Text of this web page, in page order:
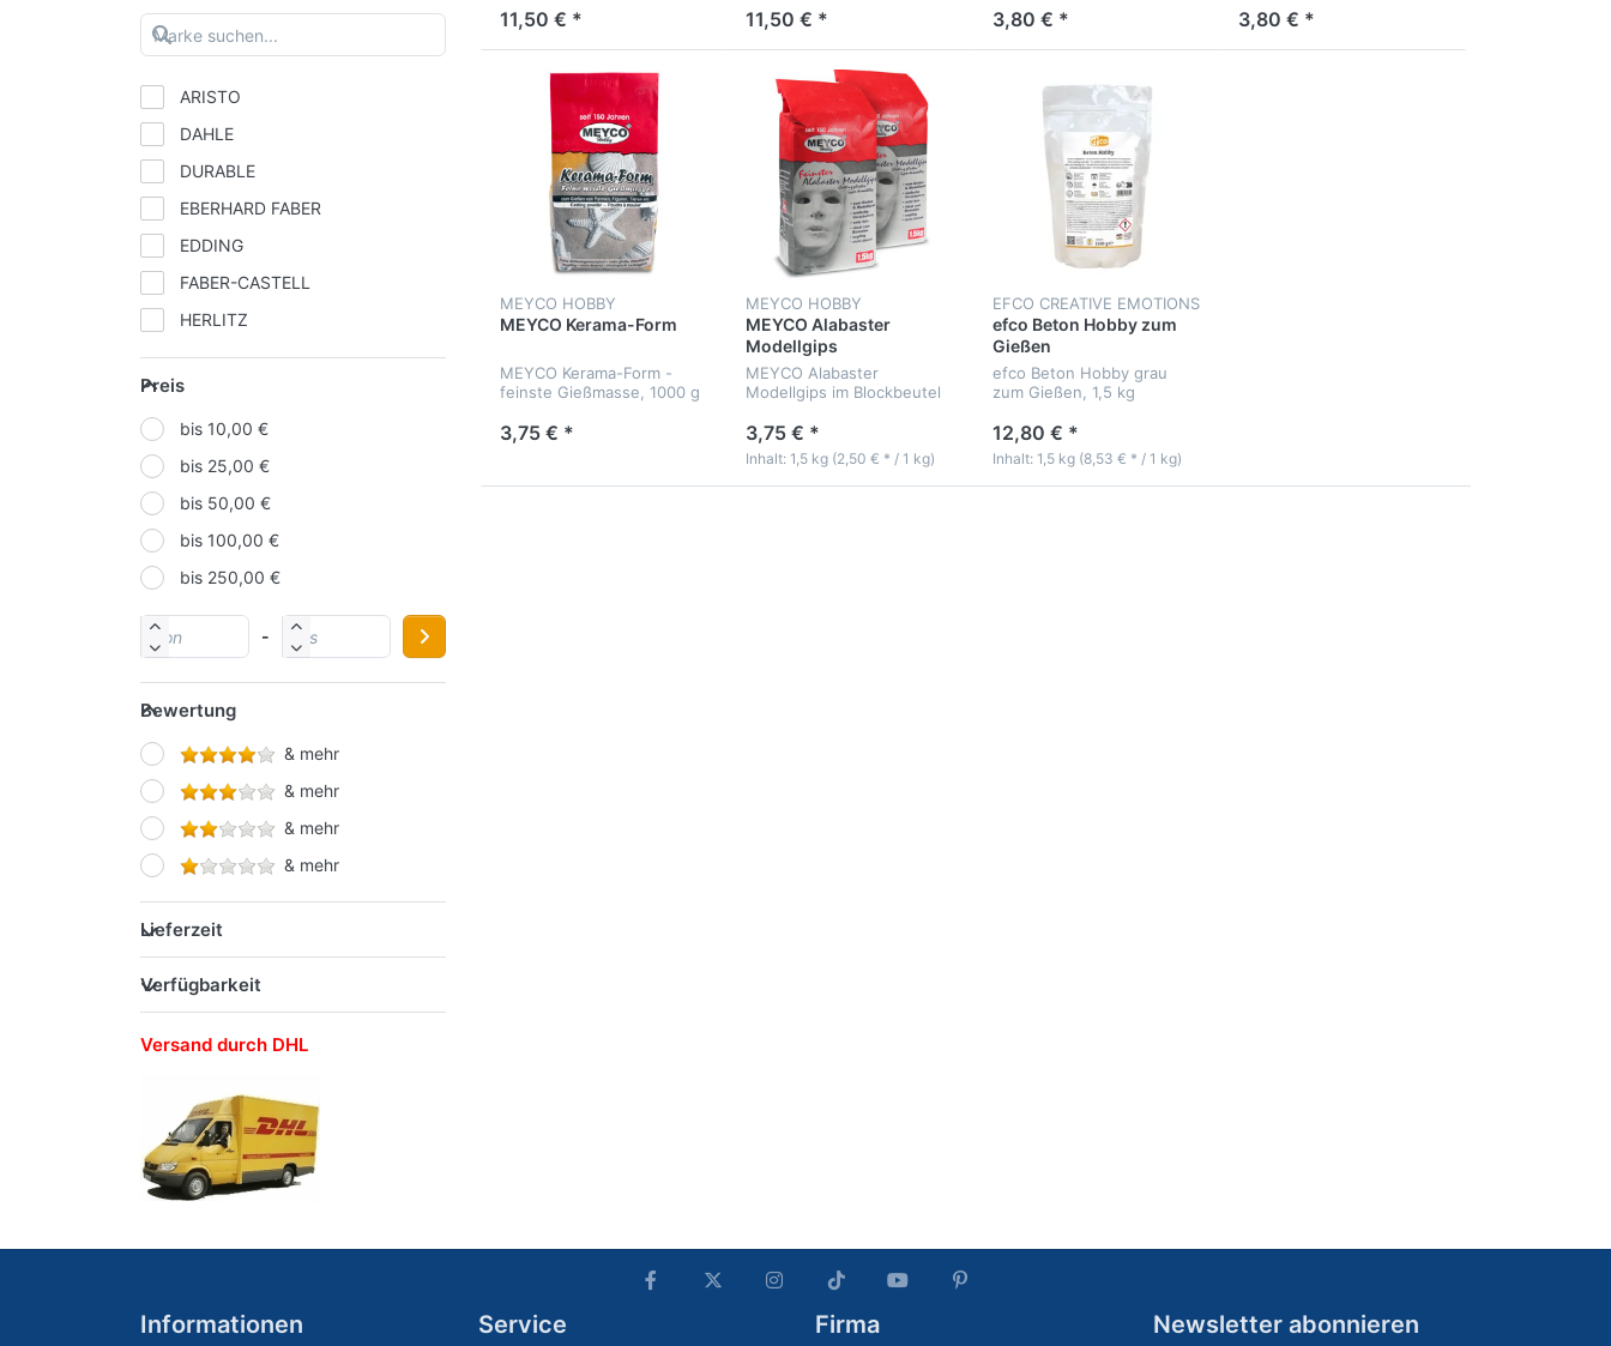
ARISTO
DAHLE
DURABLE
EBERHARD FABER
EDDING
FABER-CASTELL
HERLITZ
IDENA
KORES
LAMY
MOLOTOW
NOVUS
ONLINE
PAGNA
PELIKAN
SCHNEIDER
STAEDTLER
STARPAK
Werner Dorsch GmbH
Preis
bis 10,00 €
bis 25,00 €
bis 50,00 €
bis 100,00 €
bis 250,00 €
-
Bewertung
& mehr
& mehr
& mehr
& mehr
Lieferzeit
Verfügbarkeit
Versand durch DHL
11,50 € * 11,50 € * 3,80 € * 3,80 € *
MEYCO HOBBY
MEYCO Kerama-Form
MEYCO Kerama-Form -
feinste Gießmasse, 1000 g
3,75 € *
MEYCO HOBBY
MEYCO Alabaster
Modellgips
MEYCO Alabaster
Modellgips im Blockbeutel
3,75 € *
Inhalt: 1,5 kg (2,50 € * / 1 kg)
EFCO CREATIVE EMOTIONS
efco Beton Hobby zum
Gießen
efco Beton Hobby grau
zum Gießen, 1,5 kg
12,80 € *
Inhalt: 1,5 kg (8,53 € * / 1 kg)
Informationen Service Firma Newsletter abonnieren